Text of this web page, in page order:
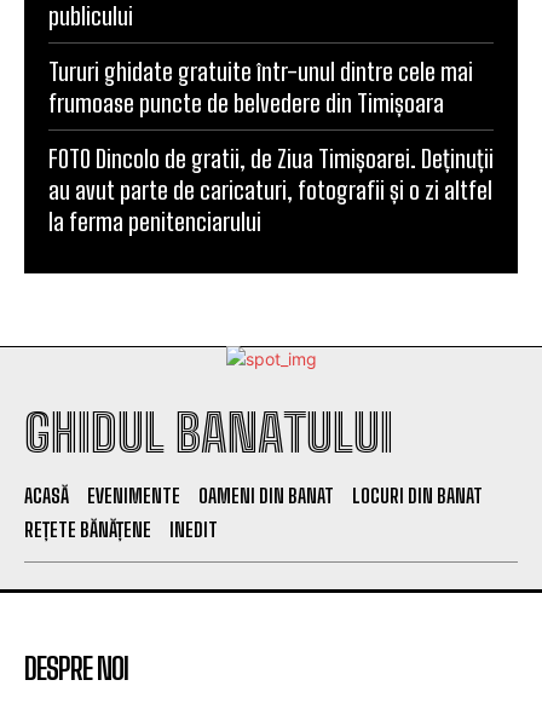
publicului
Tururi ghidate gratuite într-unul dintre cele mai
frumoase puncte de belvedere din Timișoara
FOTO Dincolo de gratii, de Ziua Timișoarei. Deținuții
au avut parte de caricaturi, fotografii și o zi altfel
la ferma penitenciarului
GHIDUL BANATULUI
ACASĂ EVENIMENTE OAMENI DIN BANAT
LOCURI DIN BANAT
REȚETE BĂNĂȚENE
INEDIT
DESPRE NOI